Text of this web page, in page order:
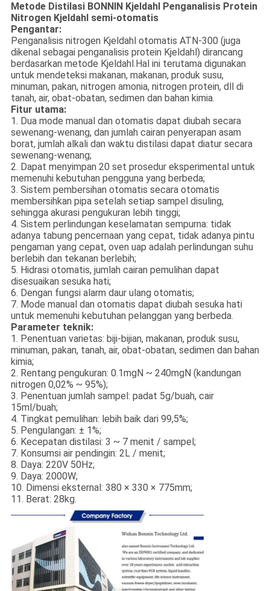
Metode Distilasi BONNIN Kjeldahl Penganalisis Protein
Nitrogen Kjeldahl semi-otomatis
Pengantar:
Penganalisis nitrogen Kjeldahl otomatis ATN-300 (juga
dikenal sebagai penganalisis protein Kjeldahl) dirancang
berdasarkan metode Kjeldahl.Hal ini terutama digunakan
untuk mendeteksi makanan, makanan, produk susu,
minuman, pakan, nitrogen amonia, nitrogen protein, dll di
tanah, air, obat-obatan, sedimen dan bahan kimia.
Fitur utama:
1. Dua mode manual dan otomatis dapat diubah secara
sewenang-wenang, dan jumlah cairan penyerapan asam
borat, jumlah alkali dan waktu distilasi dapat diatur secara
sewenang-wenang;
2. Dapat menyimpan 20 set prosedur eksperimental untuk
memenuhi kebutuhan pengguna yang berbeda;
3. Sistem pembersihan otomatis secara otomatis
membersihkan pipa setelah setiap sampel disuling,
sehingga akurasi pengukuran lebih tinggi;
4. Sistem perlindungan keselamatan sempurna: tidak
adanya tabung pencernaan yang cepat, tidak adanya pintu
pengaman yang cepat, oven uap adalah perlindungan suhu
berlebih dan tekanan berlebih;
5. Hidrasi otomatis, jumlah cairan pemulihan dapat
disesuaikan sesuka hati;
6. Dengan fungsi alarm daur ulang otomatis;
7. Mode manual dan otomatis dapat diubah sesuka hati
untuk memenuhi kebutuhan pelanggan yang berbeda.
Parameter teknik:
1. Penentuan varietas: biji-bijian, makanan, produk susu,
minuman, pakan, tanah, air, obat-obatan, sedimen dan bahan
kimia;
2. Rentang pengukuran: 0.1mgN ~ 240mgN (kandungan
nitrogen 0,02% ~ 95%);
3. Penentuan jumlah sampel: padat 5g/buah, cair
15ml/buah;
4. Tingkat pemulihan: lebih baik dari 99,5%;
5. Pengulangan: ± 1%;
6. Kecepatan distilasi: 3 ~ 7 menit / sampel;
7. Konsumsi air pendingin: 2L / menit;
8. Daya: 220V 50Hz;
9. Daya: 2000W;
10. Dimensi eksternal: 380 × 330 × 775mm;
11. Berat: 28kg.